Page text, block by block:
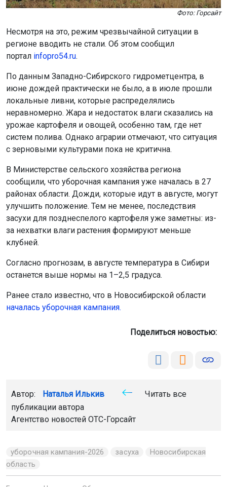
Фото: Горсайт
Несмотря на это, режим чрезвычайной ситуации в
регионе вводить не стали. Об этом сообщил
портал infopro54.ru.
По данным Западно-Сибирского гидрометцентра, в
июне дождей практически не было, а в июле прошли
локальные ливни, которые распределялись
неравномерно. Жара и недостаток влаги сказались на
урожае картофеля и овощей, особенно там, где нет
систем полива. Однако аграрии отмечают, что ситуация
с зерновыми культурами пока не критична.
В Министерстве сельского хозяйства региона
сообщили, что уборочная кампания уже началась в 27
районах области. Дожди, которые идут в августе, могут
улучшить положение. Тем не менее, последствия
засухи для позднеспелого картофеля уже заметны: из-
за нехватки влаги растения формируют меньше
клубней.
Согласно прогнозам, в августе температура в Сибири
останется выше нормы на 1–2,5 градуса.
Ранее стало известно, что в Новосибирской области
началась уборочная кампания.
Поделиться новостью:
Автор: Наталья Илькив
Читать все
публикации автора
Агентство новостей ОТС-Горсайт
уборочная кампания-2026 засуха
Новосибирская
область